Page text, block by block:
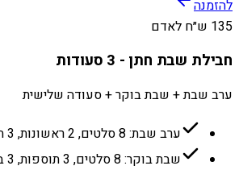
להזמנה
135 ש״ח לאדם
חבילת שבת חתן - 3 סעודות
ערב שבת + שבת בוקר + סעודה שלישית
ערב שבת: 8 סלטים, 2 ראשונות, 3 תוספות, 3 בשרים
שבת בוקר: 8 סלטים, 3 תוספות, 3 בשרים